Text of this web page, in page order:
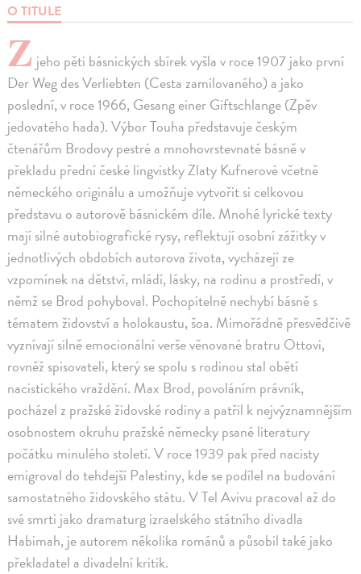
O TITULE
Z jeho pěti básnických sbírek vyšla v roce 1907 jako první
Der Weg des Verliebten (Cesta zamilovaného) a jako
poslední, v roce 1966, Gesang einer Giftschlange (Zpěv
jedovatého hada). Výbor Touha představuje českým
čtenářům Brodovy pestré a mnohovrstevnaté básně v
překladu přední české lingvistky Zlaty Kufnerové včetně
německého originálu a umožňuje vytvořit si celkovou
představu o autorově básnickém díle. Mnohé lyrické texty
mají silné autobiografické rysy, reflektují osobní zážitky v
jednotlivých obdobích autorova života, vycházejí ze
vzpomínek na dětství, mládí, lásky, na rodinu a prostředí, v
němž se Brod pohyboval. Pochopitelně nechybí básně s
tématem židovství a holokaustu, šoa. Mimořádně přesvědčivě
vyznívají silně emocionální verše věnované bratru Ottovi,
rovněž spisovateli, který se spolu s rodinou stal obětí
nacistického vraždění. Max Brod, povoláním právník,
pocházel z pražské židovské rodiny a patřil k nejvýznamnějším
osobnostem okruhu pražské německy psané literatury
počátku minulého století. V roce 1939 pak před nacisty
emigroval do tehdejší Palestiny, kde se podílel na budování
samostatného židovského státu. V Tel Avivu pracoval až do
své smrti jako dramaturg izraelského státního divadla
Habimah, je autorem několika románů a působil také jako
překladatel a divadelní kritik.